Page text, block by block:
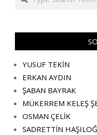
YUSUF TEKİN
ERKAN AYDIN
ŞABAN BAYRAK
MÜKERREM KELEŞ
OSMAN ÇELİK
SADRETTİN